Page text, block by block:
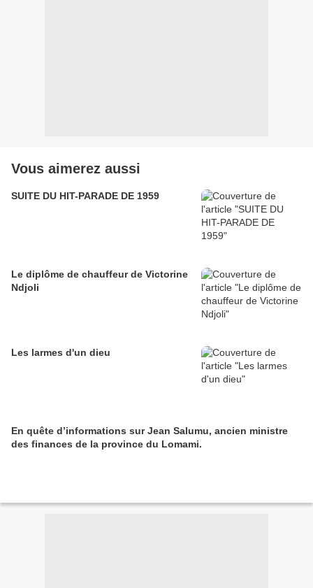
Vous aimerez aussi
SUITE DU HIT-PARADE DE 1959
Le diplôme de chauffeur de Victorine
Ndjoli
Les larmes d'un dieu
En quête d’informations sur Jean Salumu, ancien ministre
des finances de la province du Lomami.